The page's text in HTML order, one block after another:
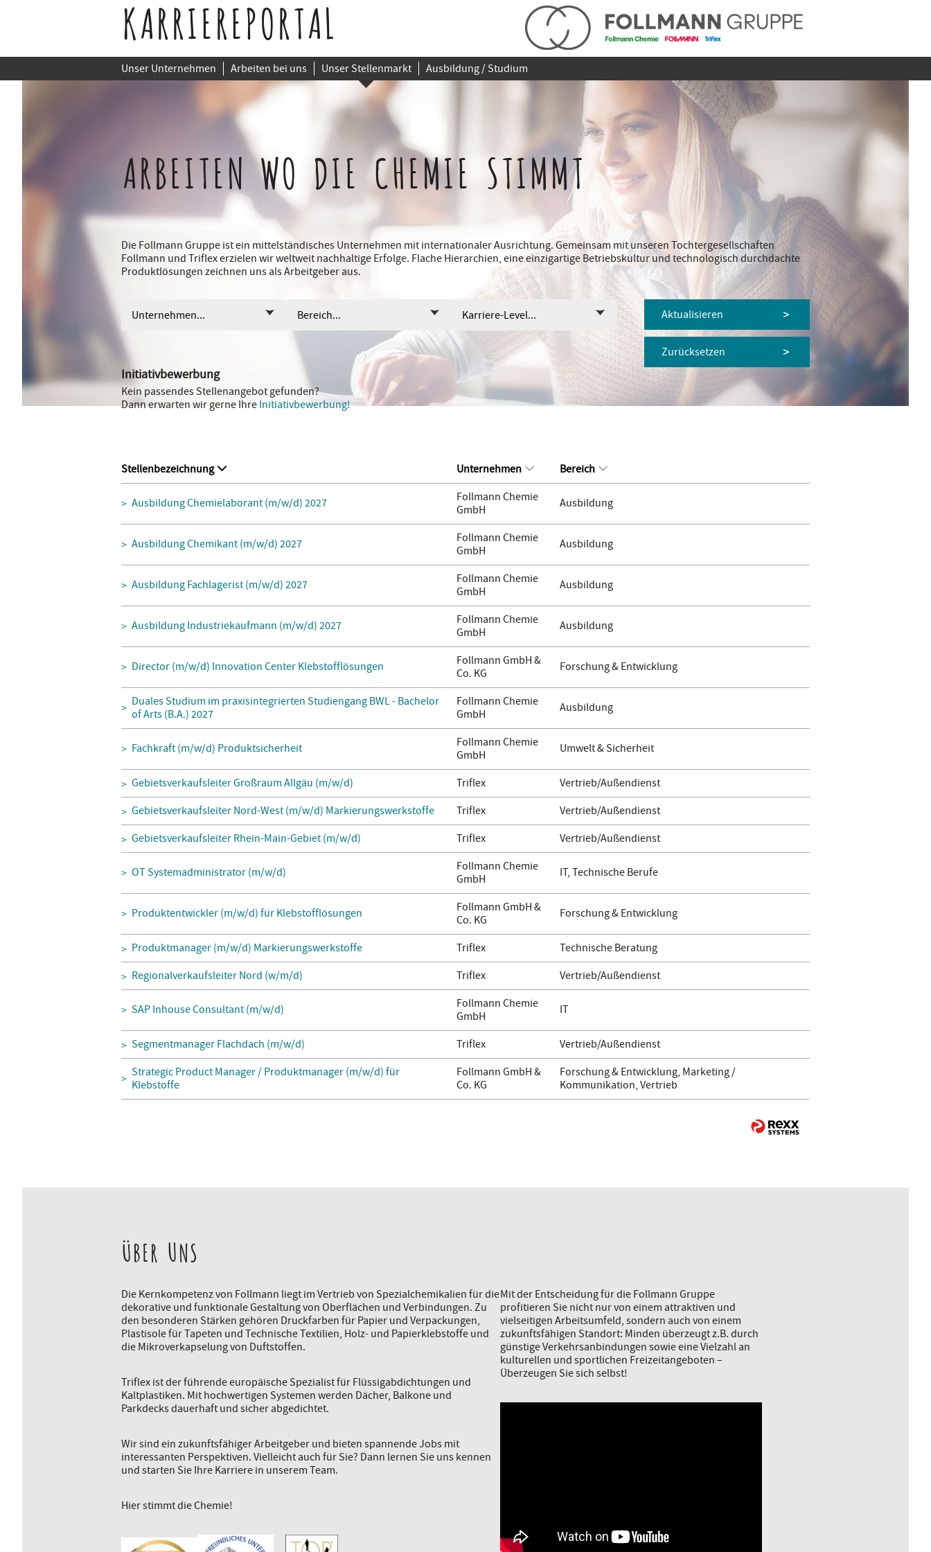
KARRIEREPORTAL
Unser Unternehmen Arbeiten bei uns Unser Stellenmarkt Ausbildung / Studium
ARBEITEN WO DIE CHEMIE STIMMT
Die Follmann Gruppe ist ein mittelständisches Unternehmen mit internationaler Ausrichtung. Gemeinsam mit unseren Tochtergesellschaften
Follmann und Triflex erzielen wir weltweit nachhaltige Erfolge. Flache Hierarchien, eine einzigartige Betriebskultur und technologisch durchdachte
Produktlösungen zeichnen uns als Arbeitgeber aus.
Unternehmen... Bereich... Karriere-Level... Aktualisieren
Zurücksetzen
Initiativbewerbung
Kein passendes Stellenangebot gefunden?
Dann erwarten wir gerne Ihre Initiativbewerbung!
Stellenbezeichnung Unternehmen Bereich
Ausbildung Chemielaborant (m/w/d) 2027
Follmann Chemie
GmbH
Ausbildung
Ausbildung Chemikant (m/w/d) 2027
Follmann Chemie
GmbH
Ausbildung
Ausbildung Fachlagerist (m/w/d) 2027
Follmann Chemie
GmbH
Ausbildung
Ausbildung Industriekaufmann (m/w/d) 2027
Follmann Chemie
GmbH
Ausbildung
Director (m/w/d) Innovation Center Klebstofflösungen
Follmann GmbH &
Co. KG
Forschung & Entwicklung
Duales Studium im praxisintegrierten Studiengang BWL - Bachelor
of Arts (B.A.) 2027
Follmann Chemie
GmbH
Ausbildung
Fachkraft (m/w/d) Produktsicherheit
Follmann Chemie
GmbH
Umwelt & Sicherheit
Gebietsverkaufsleiter Großraum Allgäu (m/w/d) Triflex
Vertrieb/Außendienst
Gebietsverkaufsleiter Nord-West (m/w/d) Markierungswerkstoffe
Triflex
Vertrieb/Außendienst
Gebietsverkaufsleiter Rhein-Main-Gebiet (m/w/d)
Triflex Vertrieb/Außendienst
OT Systemadministrator (m/w/d)
Follmann Chemie
GmbH
IT, Technische Berufe
Produktentwickler (m/w/d) für Klebstofflösungen
Follmann GmbH &
Co. KG
Forschung & Entwicklung
Produktmanager (m/w/d) Markierungswerkstoffe Triflex
Technische Beratung
Regionalverkaufsleiter Nord (w/m/d)
Triflex Vertrieb/Außendienst
SAP Inhouse Consultant (m/w/d)
Follmann Chemie
GmbH
IT
Segmentmanager Flachdach (m/w/d) Triflex
Vertrieb/Außendienst
Strategic Product Manager / Produktmanager (m/w/d) für
Klebstoffe
Follmann GmbH &
Co. KG
Forschung & Entwicklung, Marketing /
Kommunikation, Vertrieb
ÜBER UNS
Die Kernkompetenz von Follmann liegt im Vertrieb von Spezialchemikalien für die
dekorative und funktionale Gestaltung von Oberflächen und Verbindungen. Zu
den besonderen Stärken gehören Druckfarben für Papier und Verpackungen,
Plastisole für Tapeten und Technische Textilien, Holz- und Papierklebstoffe und
die Mikroverkapselung von Duftstoffen.
Triflex ist der führende europäische Spezialist für Flüssigabdichtungen und
Kaltplastiken. Mit hochwertigen Systemen werden Dächer, Balkone und
Parkdecks dauerhaft und sicher abgedichtet.
Wir sind ein zukunftsfähiger Arbeitgeber und bieten spannende Jobs mit
interessanten Perspektiven. Vielleicht auch für Sie? Dann lernen Sie uns kennen
und starten Sie Ihre Karriere in unserem Team.
Hier stimmt die Chemie!
Mit der Entscheidung für die Follmann Gruppe
profitieren Sie nicht nur von einem attraktiven und
vielseitigen Arbeitsumfeld, sondern auch von einem
zukunftsfähigen Standort: Minden überzeugt z.B. durch
günstige Verkehrsanbindungen sowie eine Vielzahl an
kulturellen und sportlichen Freizeitangeboten –
Überzeugen Sie sich selbst!